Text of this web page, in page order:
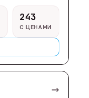
243
С ЦЕНАМИ
→